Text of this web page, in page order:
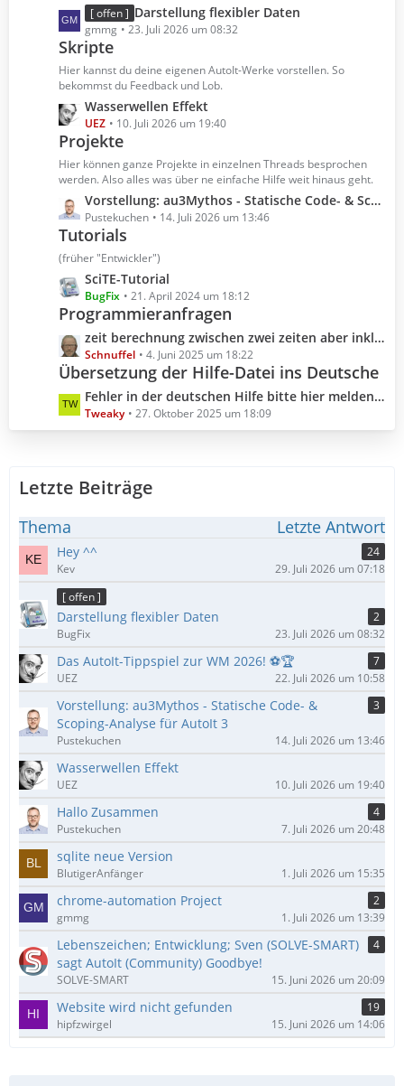
ä
g
e
L
e
t
z
t
e
B
e
i
t
ä
g
e
[ offen ] Darstellung flexibler Daten
gmmg 23. Juli 2026 um 08:32
Skripte
Hier kannst du deine eigenen AutoIt-Werke vorstellen. So
bekommst du Feedback und Lob.
L
e
t
z
t
B
e
i
t
r
ä
g
e
Wasserwellen Effekt
UEZ 10. Juli 2026 um 19:40
Projekte
Hier können ganze Projekte in einzelnen Threads besprochen
werden. Also alles was über ne einfache Hilfe weit hinaus geht.
e
t
z
e
B
i
t
r
ä
g
e
Vorstellung: au3Mythos - Statische Code- & Scoping-Analyse für AutoIt 3
Pustekuchen 14. Juli 2026 um 13:46
Tutorials
(früher "Entwickler")
L
e
t
z
t
e
e
g
SciTE-Tutorial
BugFix 21. April 2024 um 18:12
Programmieranfragen
L
e
t
z
e
i
t
ä
g
e
zeit berechnung zwischen zwei zeiten aber inklusive millisekunden
Schnuffel 4. Juni 2025 um 18:22
Übersetzung der Hilfe-Datei ins Deutsche
L
e
t
e
e
t
r
ä
g
e
Fehler in der deutschen Hilfe bitte hier melden (Hilfedatei 3.3.18.0 2025.10.04)
Tweaky 27. Oktober 2025 um 18:09
Letzte Beiträge
Thema Letzte Antwort
Hey ^^
24
Kev
29. Juli 2026 um 07:18
[ offen ]
Darstellung flexibler Daten
2
BugFix
23. Juli 2026 um 08:32
Das AutoIt-Tippspiel zur WM 2026! ⚽🏆
7
UEZ
22. Juli 2026 um 10:58
Vorstellung: au3Mythos - Statische Code- &
Scoping-Analyse für AutoIt 3
3
Pustekuchen 14. Juli 2026 um 13:46
Wasserwellen Effekt
UEZ 10. Juli 2026 um 19:40
Hallo Zusammen
4
Pustekuchen
7. Juli 2026 um 20:48
sqlite neue Version
BlutigerAnfänger 1. Juli 2026 um 15:35
chrome-automation Project
2
gmmg
1. Juli 2026 um 13:39
Lebenszeichen; Entwicklung; Sven (SOLVE-SMART)
sagt AutoIt (Community) Goodbye!
4
SOLVE-SMART 15. Juni 2026 um 20:09
Website wird nicht gefunden
19
hipfzwirgel
15. Juni 2026 um 14:06